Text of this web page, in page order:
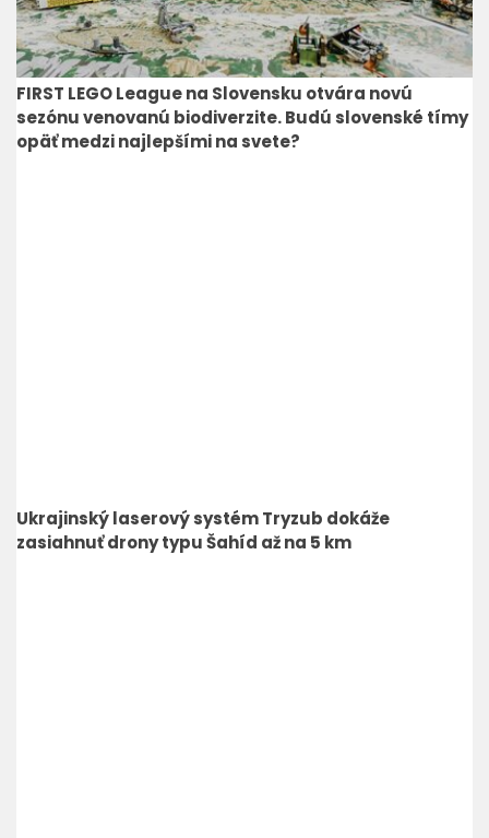
FIRST LEGO League na Slovensku otvára novú
sezónu venovanú biodiverzite. Budú slovenské tímy
opäť medzi najlepšími na svete?
Ukrajinský laserový systém Tryzub dokáže
zasiahnuť drony typu Šahíd až na 5 km